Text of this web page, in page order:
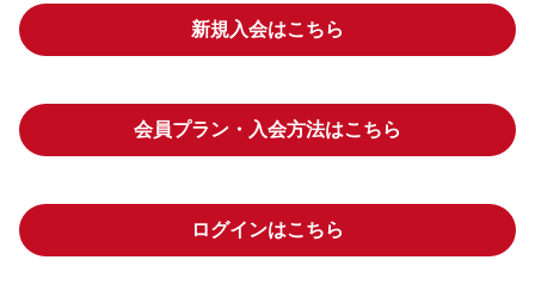
新規入会はこちら
会員プラン・入会方法はこちら
ログインはこちら